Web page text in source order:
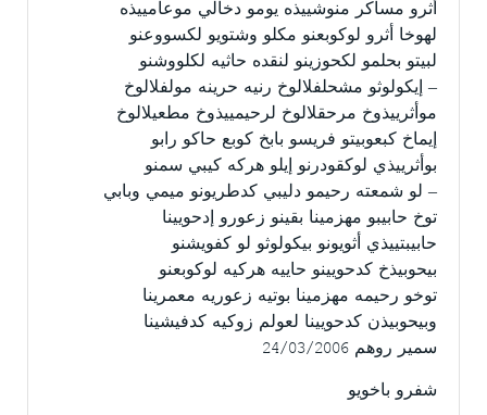
أثرو مساكر منوشييذه يومو دخالي موعامييذه
لهوخا أثرو لوكوبعنو مكلو وشتويو لكسووعنو
لبيتو بحلمو لكحوزينو لنقده حاثيه لكلووشنو
– إيكولوثو مشحلفلالوخ رنيه حرينه مولفلالوخ
موأثرييذوخ مرحقلالوخ لرحيمييذوخ مطعيلالوخ
إيماخ كبعوبيتو فريسو بابخ كوبع حاكو رابو
بوأثرييذي لوكقودرنو إيلو هركه كيبي سمنو
– لو شمعته رحيمو دليبي كدطريونو ميمي وبابي
توخ حابيبو مهزمينا بقينو زعورو إدحويينا
حابيبتييذي أثويونو بيكولوثو لو كفويشنو
بيحوبيذخ كدحويينو حاييه هركيه لوكوبعنو
توخو رحيمه مهزمينا بوتيه زعوريه معمرينا
وبيحوبيذن كدحويينا لعولم زوكيه كدفيشينا
سمير روهم 24/03/2006
شفرو باخويو